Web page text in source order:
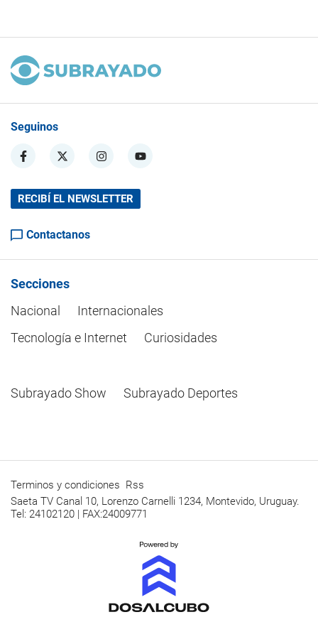
Seguinos
RECIBÍ EL NEWSLETTER
Contactanos
Secciones
Nacional
Internacionales
Tecnología e Internet
Curiosidades
Subrayado Show Subrayado Deportes
Terminos y condiciones Rss
Saeta TV Canal 10, Lorenzo Carnelli 1234, Montevido, Uruguay.
Tel: 24102120 | FAX:24009771